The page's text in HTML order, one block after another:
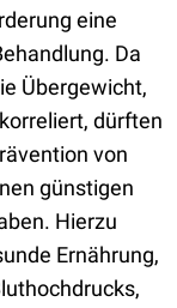
eine
Da
Übergewicht,
dürften
von
günstigen
Hierzu
Ernährung,